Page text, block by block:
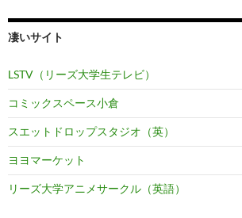
凄いサイト
LSTV（リーズ大学生テレビ）
コミックスペース小倉
スエットドロップスタジオ（英）
ヨヨマーケット
リーズ大学アニメサークル（英語）